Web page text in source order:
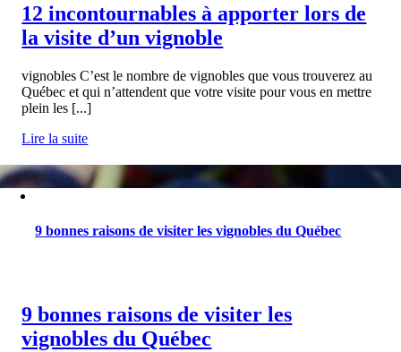
12 incontournables à apporter lors de
la visite d’un vignoble
vignobles C’est le nombre de vignobles que vous trouverez au
Québec et qui n’attendent que votre visite pour vous en mettre
plein les [...]
Lire la suite
9 bonnes raisons de visiter les vignobles du Québec
9 bonnes raisons de visiter les
vignobles du Québec